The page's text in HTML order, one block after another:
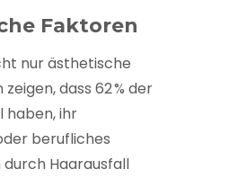
Faktoren
nur ästhetische
dass 62 % der
haben, ihr
berufliches
Haarausfall